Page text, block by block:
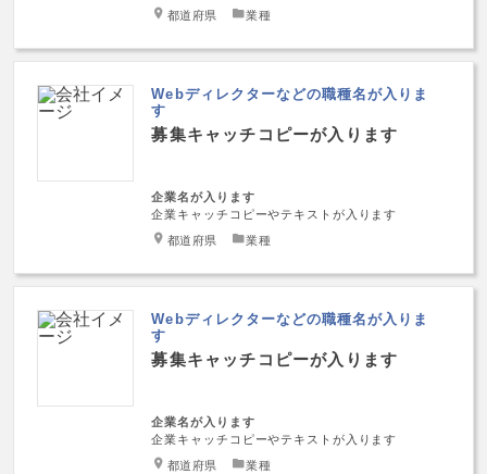
都道府県 業種
Webディレクターなどの職種名が入りま
す
募集キャッチコピーが入ります
企業名が入ります
企業キャッチコピーやテキストが入ります
都道府県 業種
Webディレクターなどの職種名が入りま
す
募集キャッチコピーが入ります
企業名が入ります
企業キャッチコピーやテキストが入ります
都道府県 業種